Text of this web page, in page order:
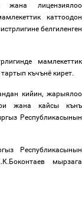
жана лицензиялоо
каттоодон
белгиленген
мамлекеттик
къчънё кирет.
кийин, жарыялоо
жана кайсы кънъ
Республикасынын
Республикасынын
мырзага